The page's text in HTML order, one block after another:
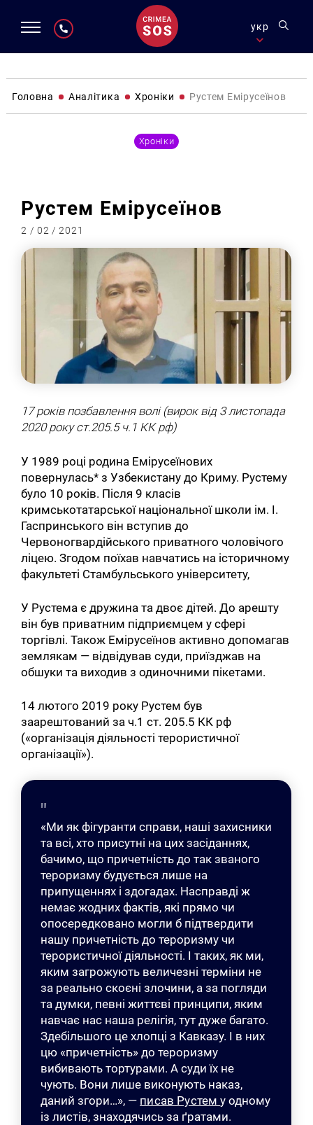
укр
Головна Аналітика Хроніки Рустем Емірусеїнов
Хроніки
Рустем Емірусеїнов
2 / 02 / 2021
17 років позбавлення волі (вирок від 3 листопада
2020 року ст.205.5 ч.1 КК рф)
У 1989 році родина Емірусеїнових
повернулась* з Узбекистану до Криму. Рустему
було 10 років. Після 9 класів
кримськотатарської національної школи ім. І.
Гаспринського він вступив до
Червоногвардійського приватного чоловічого
ліцею. Згодом поїхав навчатись на історичному
факультеті Стамбульського університету,
У Рустема є дружина та двоє дітей. До арешту
він був приватним підприємцем у сфері
торгівлі. Також Емірусеїнов активно допомагав
землякам — відвідував суди, приїзджав на
обшуки та виходив з одиночними пікетами.
14 лютого 2019 року Рустем був
заарештований за ч.1 ст. 205.5 КК рф
(«організація діяльності терористичної
організації»).
«Ми як фігуранти справи, наші захисники
та всі, хто присутні на цих засіданнях,
бачимо, що причетність до так званого
тероризму будується лише на
припущеннях і здогадах. Насправді ж
немає жодних фактів, які прямо чи
опосередковано могли б підтвердити
нашу причетність до тероризму чи
терористичної діяльності. І таких, як ми,
яким загрожують величезні терміни не
за реально скоєні злочини, а за погляди
та думки, певні життєві принципи, яким
навчає нас наша релігія, тут дуже багато.
Здебільшого це хлопці з Кавказу. І в них
цю «причетність» до тероризму
вибивають тортурами. А суди їх не
чують. Вони лише виконують наказ,
даний згори…», — писав Рустему одному
із листів, знаходячись за ґратами.